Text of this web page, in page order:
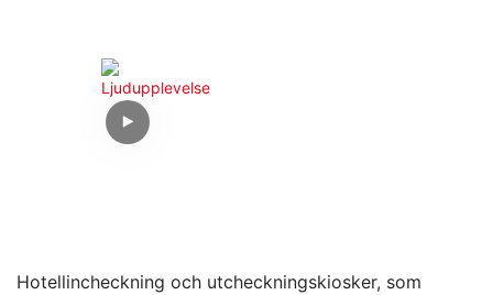
Hotellincheckning och utcheckningskiosker, som